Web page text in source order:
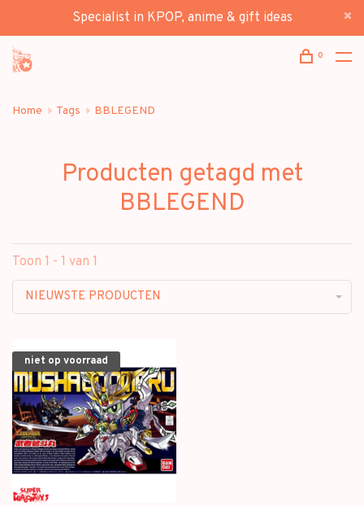
Specialist in KPOP, anime & gift ideas
0
Home Tags BBLEGEND
Producten getagd met
BBLEGEND
Toon 1 - 1 van 1
NIEUWSTE PRODUCTEN
niet op voorraad